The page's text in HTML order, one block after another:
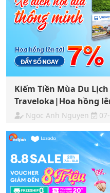
Kiếm Tiền Mùa Du
Traveloka|Hoa hồng
Ngoc Anh Nguyen